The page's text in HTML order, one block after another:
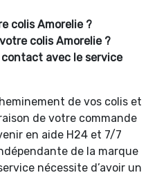
colis Amorelie ?
colis Amorelie ?
avec le service
de vos colis et
de votre commande
en aide H24 et 7/7
de la marque
nécessite d’avoir un